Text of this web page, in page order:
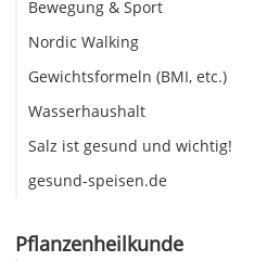
Bewegung & Sport
Nordic Walking
Gewichtsformeln (BMI, etc.)
Wasserhaushalt
Salz ist gesund und wichtig!
gesund-speisen.de
Pflanzenheilkunde